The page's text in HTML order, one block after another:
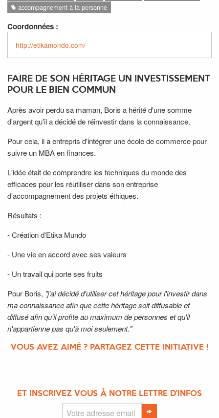
accompagnement à la personne
Coordonnées :
http://etikamondo.com/
FAIRE DE SON HÉRITAGE UN INVESTISSEMENT
POUR LE BIEN COMMUN
Après avoir perdu sa maman, Boris a hérité d'une somme
d'argent qu'il a décidé de réinvestir dans la connaissance.
Pour cela, il a entrepris d'intégrer une école de commerce pour
suivre un MBA en finances.
L'idée était de comprendre les techniques du monde des
efficaces pour les réutiliser dans son entreprise
d'accompagnement des projets éthiques.
Résultats :
- Création d'Etika Mundo
- Une vie en accord avec ses valeurs
- Un travail qui porte ses fruits
Pour Boris, "j'ai décidé d'utiliser cet héritage pour l'investir dans
ma connaissance afin que cette héritage soit diffusable et
diffusé afin qu'il profite au maximum de personnes et qu'il
n'appartienne pas qu'à moi seulement."
VOUS AVEZ AIMÉ ? PARTAGEZ CETTE INITIATIVE !
ET INSCRIVEZ VOUS À NOTRE LETTRE D'INFOS